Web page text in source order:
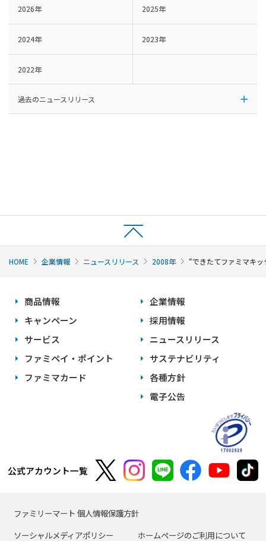
2026年 2025年
2024年 2023年
2022年
過去のニュースリリース
HOME 企業情報 ニュースリリース 2008年 “できたてファミマキ
商品情報
キャンペーン
サービス
ファミペイ・ポイント
ファミマカード
企業情報
採用情報
ニュースリリース
サステナビリティ
各種方針
電子公告
公式アカウント一覧
ファミリーマート 個人情報保護方針
ソーシャルメディアポリシー
ホームページのご利用について